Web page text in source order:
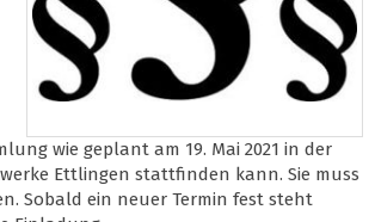
wie geplant am 19. Mai 2021 in der
Ettlingen stattfinden kann. Sie muss
Sobald ein neuer Termin fest steht